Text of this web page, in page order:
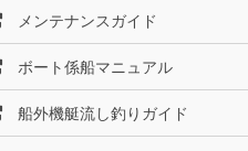
メンテナンスガイド
ボート係船マニュアル
船外機艇流し釣りガイド